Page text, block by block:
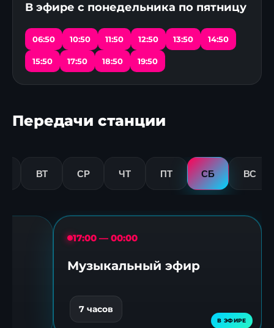
В эфире с понедельника по пятницу
06:50 10:50 11:50 12:50 13:50 14:50
15:50 17:50 18:50 19:50
Передачи станции
ВТ СР ЧТ ПТ СБ ВС
17:00 — 00:00
Музыкальный эфир
7 часов